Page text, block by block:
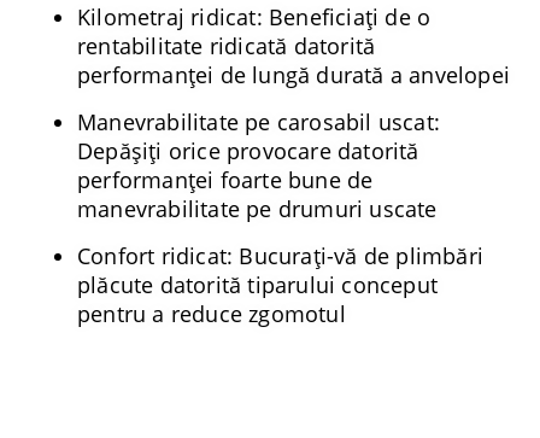
Kilometraj ridicat: Beneficiați de o
rentabilitate ridicată datorită
performanței de lungă durată a anvelopei
Manevrabilitate pe carosabil uscat:
Depășiți orice provocare datorită
performanței foarte bune de
manevrabilitate pe drumuri uscate
Confort ridicat: Bucurați-vă de plimbări
plăcute datorită tiparului conceput
pentru a reduce zgomotul